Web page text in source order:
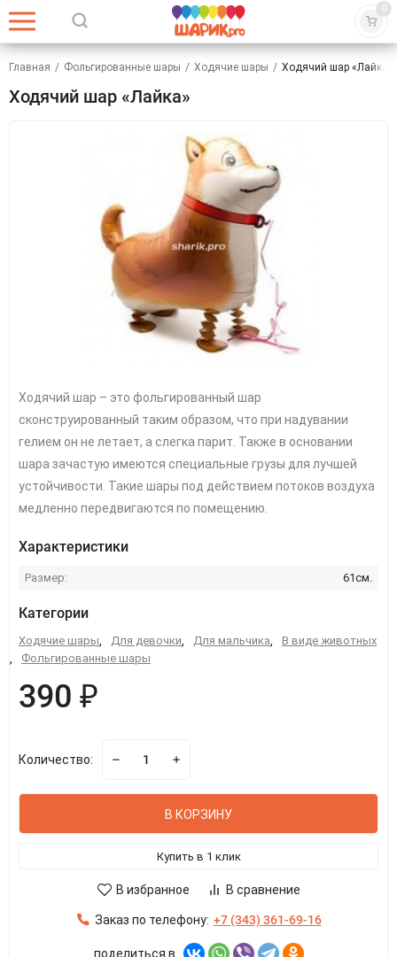
0
Главная / Фольгированные шары / Ходячие шары / Ходячий шар «Лайка»
Ходячий шар «Лайка»
Ходячий шар – это фольгированный шар
сконструированный таким образом, что при надувании
гелием он не летает, а слегка парит. Также в основании
шара зачастую имеются специальные грузы для лучшей
устойчивости. Такие шары под действием потоков воздуха
медленно передвигаются по помещению.
Характеристики
Размер: 61см.
Категории
Ходячие шары, Для девочки, Для мальчика, В виде животных
, Фольгированные шары
390 ₽
Количество:
В КОРЗИНУ
Купить в 1 клик
В избранное В сравнение
Заказ по телефону: +7 (343) 361-69-16
поделиться в